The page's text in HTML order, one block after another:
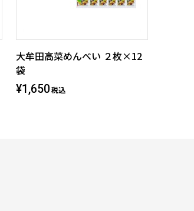
大牟田高菜めんべい ２枚×12
袋
¥1,650 税込